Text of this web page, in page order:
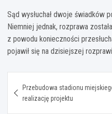
Sąd wysłuchał dwoje świadków
Niemniej jednak, rozprawa
z powodu konieczności
pojawił się na dzisiejszej
wpisu
Przebudowa stadionu
realizację projektu